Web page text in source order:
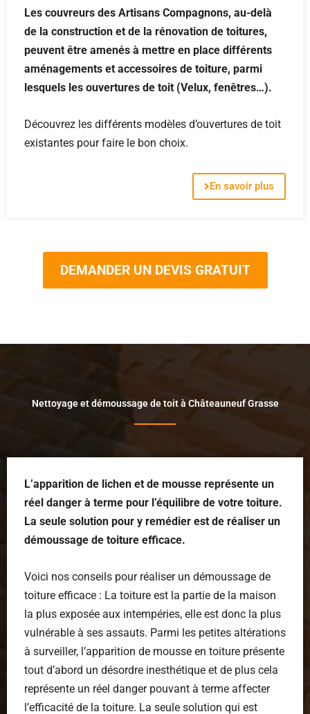
Les couvreurs des Artisans Compagnons, au-delà
de la construction et de la rénovation de toitures,
peuvent être amenés à mettre en place différents
aménagements et accessoires de toiture, parmi
lesquels les ouvertures de toit (Velux, fenêtres…).
Découvrez les différents modèles d’ouvertures de toit
existantes pour faire le bon choix.
En savoir plus
DEMANDER UN DEVIS GRATUIT
Nettoyage et démoussage de toit à Châteauneuf Grasse
L’apparition de lichen et de mousse représente un
réel danger à terme pour l’équilibre de votre toiture.
La seule solution pour y remédier est de réaliser un
démoussage de toiture efficace.
Voici nos conseils pour réaliser un démoussage de
toiture efficace : La toiture est la partie de la maison
la plus exposée aux intempéries, elle est donc la plus
vulnérable à ses assauts. Parmi les petites altérations
à surveiller, l’apparition de mousse en toiture présente
tout d’abord un désordre inesthétique et de plus cela
représente un réel danger pouvant à terme affecter
l’efficacité de la toiture. La seule solution qui est